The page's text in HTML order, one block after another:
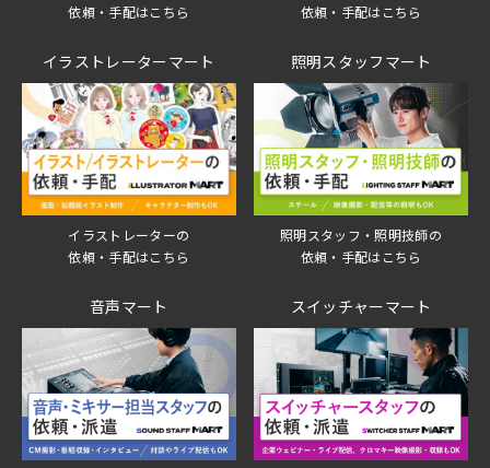
依頼・手配はこちら
依頼・手配はこちら
イラストレーターマート
イラストレーターの
依頼・手配はこちら
照明スタッフマート
照明スタッフ・照明技師の
依頼・手配はこちら
音声マート スイッチャーマート